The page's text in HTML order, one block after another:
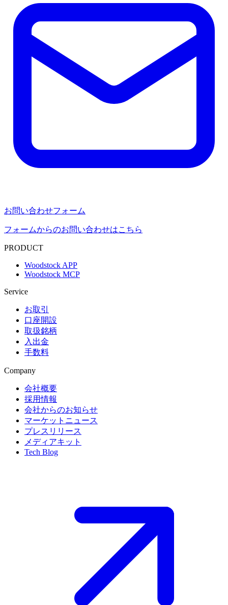
お問い合わせフォーム
フォームからのお問い合わせはこちら
PRODUCT
Woodstock APP
Woodstock MCP
Service
お取引
口座開設
取扱銘柄
入出金
手数料
Company
会社概要
採用情報
会社からのお知らせ
マーケットニュース
プレスリリース
メディアキット
Tech Blog